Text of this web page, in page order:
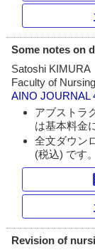
Some notes on
Satoshi KIMURA
Faculty of
AINO JOURNAL
アブストラ
は基本料金
全文ダウン
(税込) です。
Revision of